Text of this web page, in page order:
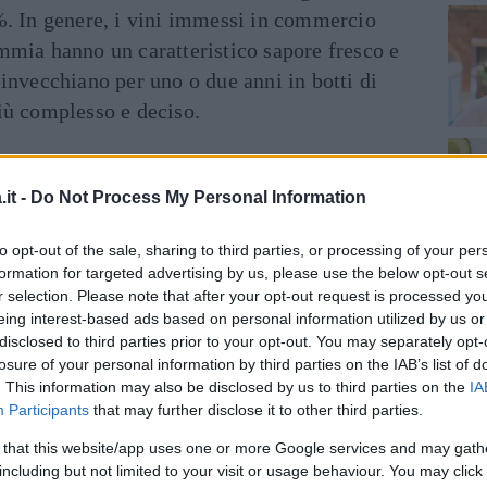
- Do Not Process My Personal Information
opt-out of the sale, sharing to third parties, or processing of your
for targeted advertising by us, please use the below opt-out
selection. Please note that after your opt-out request is processed
interest-based ads based on personal information utilized by us
to third parties prior to your opt-out. You may separately
of your personal information by third parties on the IAB’s list of
This information may also be disclosed by us to third parties on the
Participants that may further disclose it to other third parties.
that this website/app uses one or more Google services and may
but not limited to your visit or usage behaviour. You may
In genere, i vini immessi in commercio
hanno un caratteristico sapore fresco e
per uno o due anni in botti di
complesso e deciso.
a tavola
questo passito naturale non
a crostate di frutta, “schiaccia briaca” (un
pinoli, frutta secca e Aleatico),
frutti di bosco e con pasticceria secca
di Livorno. Bene all’abbinamento
a base di cioccolata e frutti rossi e, in
abbinamento inconsueto, ma di sicura
erborinati come il Gorgonzola o il
in piccoli calici a una temperatura